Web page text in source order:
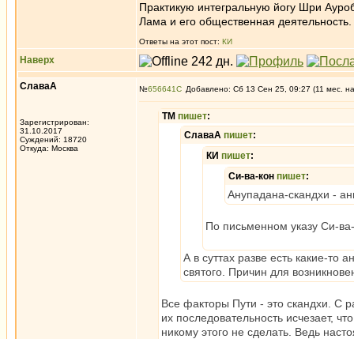
Практикую интегральную йогу Шри
Лама и его общественная деятельность.
Ответы на этот пост: КИ
Наверх
СлаваА
Зарегистрирован:
31.10.2017
Суждений: 18720
Откуда: Москва
№656641 Добавлено: Сб 13 Сен 25, 09:27 (11 мес.
ТМ пишет:
СлаваА пишет:
КИ пишет:
Си-ва-кон пишет:
Анупадана-скандхи -
По письменном указу Си-
А в суттах разве есть какие-то
святого. Причин для
Все факторы Пути - это скандхи. С
их последовательность исчезает,
никому этого не сделать. Ведь